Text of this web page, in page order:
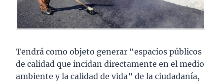
Tendrá como objeto generar “espacios públicos
de calidad que incidan directamente en el medio
ambiente y la calidad de vida” de la ciudadanía,